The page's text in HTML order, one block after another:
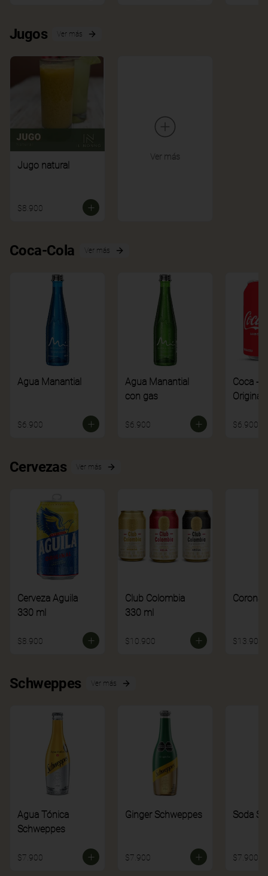
Jugos Ver más
Jugo natural
$8.900
Ver más
Coca-Cola Ver más
Agua Manantial
$6.900
Agua Manantial
con gas
$6.900
Coca -
Original
$6.900
Cervezas Ver más
Cerveza Aguila
330 ml
$8.900
Club Colombia
330 ml
$10.900
Corona
$13.900
Schweppes Ver más
Agua Tónica
Schweppes
$7.900
Ginger Schweppes
$7.900
Soda
$7.900